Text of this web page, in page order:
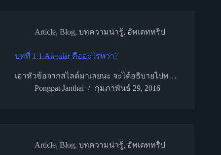
Article, Blog, บทความน่ารู้, อัพเดททริป
บทที่ 1.1 Angular คืออะไรหว่า?
เอาหัวข้อจากสไลด์มาเลยนะ จะได้อธิบายไปพ…
Pongpat Janthai
กุมภาพันธ์ 29, 2016
Article, Blog, บทความน่ารู้, อัพเดททริป